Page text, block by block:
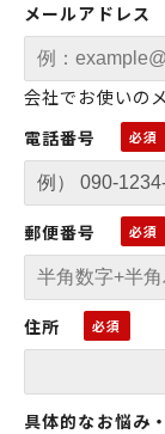
メールアドレス
会社でお使いの
電話番号
郵便番号
住所
具体的なお悩み